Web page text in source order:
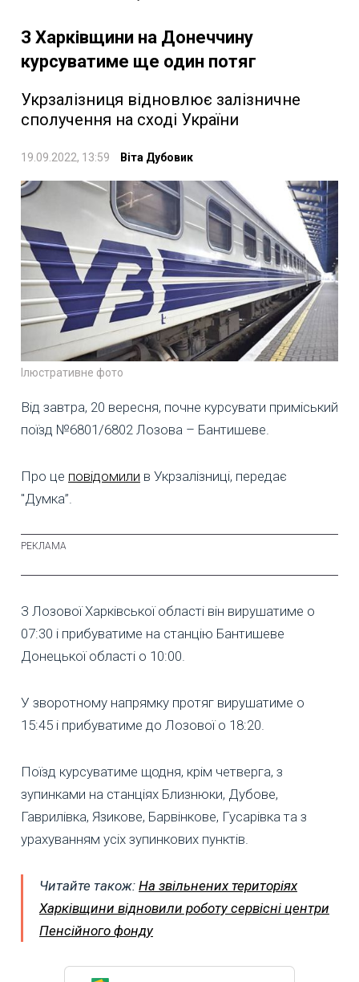
З Харківщини на Донеччину
курсуватиме ще один потяг
Укрзалізниця відновлює залізничне
сполучення на сході України
19.09.2022, 13:59 Віта Дубовик
Ілюстративне фото
Від завтра, 20 вересня, почне курсувати приміський
поїзд №6801/6802 Лозова – Бантишеве.
Про це повідомили в Укрзалізниці, передає
"Думка”.
З Лозової Харківської області він вирушатиме о
07:30 і прибуватиме на станцію Бантишеве
Донецької області о 10:00.
У зворотному напрямку протяг вирушатиме о
15:45 і прибуватиме до Лозової о 18:20.
Поїзд курсуватиме щодня, крім четверга, з
зупинками на станціях Близнюки, Дубове,
Гаврилівка, Язикове, Барвінкове, Гусарівка та з
урахуванням усіх зупинкових пунктів.
Читайте також: На звільнених територіях
Харківщини відновили роботу сервісні центри
Пенсійного фонду